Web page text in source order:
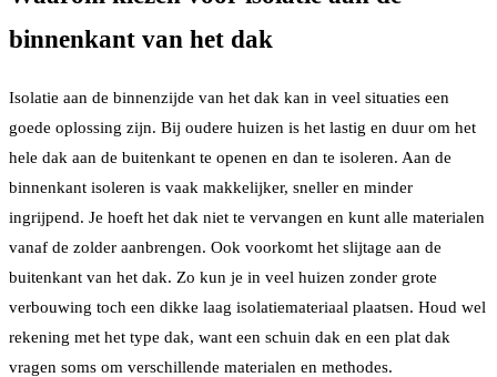
binnenkant van het dak
Isolatie aan de binnenzijde van het dak kan in veel situaties een
goede oplossing zijn. Bij oudere huizen is het lastig en duur om het
hele dak aan de buitenkant te openen en dan te isoleren. Aan de
binnenkant isoleren is vaak makkelijker, sneller en minder
ingrijpend. Je hoeft het dak niet te vervangen en kunt alle materialen
vanaf de zolder aanbrengen. Ook voorkomt het slijtage aan de
buitenkant van het dak. Zo kun je in veel huizen zonder grote
verbouwing toch een dikke laag isolatiemateriaal plaatsen. Houd wel
rekening met het type dak, want een schuin dak en een plat dak
vragen soms om verschillende materialen en methodes.